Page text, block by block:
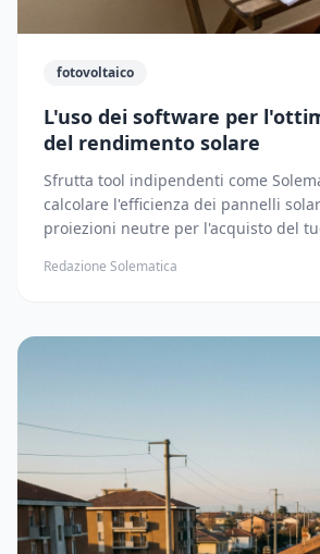
fotovoltaico
L'uso dei software per
del rendimento solare
Sfrutta tool indipendenti come
calcolare l'efficienza dei pannelli
proiezioni neutre per l'acquisto del
Redazione Solematica